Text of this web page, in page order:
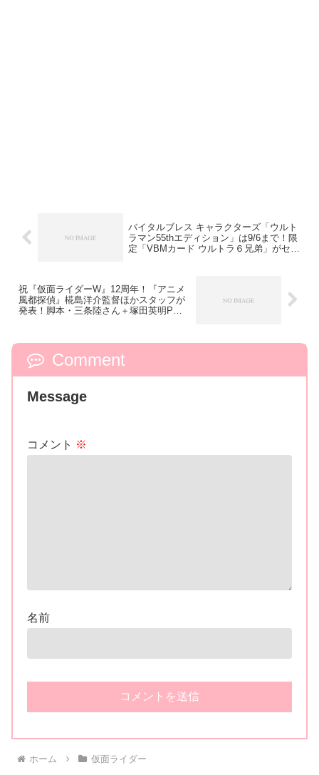
バイタルブレス キャラクターズ「ウルト
ラマン55thエディション」は9/6まで！限
定「VBMカード ウルトラ６兄弟」がセッ
祝『仮面ライダーW』12周年！『アニメ
風都探偵』椛島洋介監督ほかスタッフが
発表！脚本・三条陸さん＋塚田英明P対
Comment
Message
コメント ※
名前
ホーム 仮面ライダー